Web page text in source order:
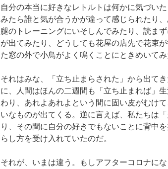
自分の本当に好きなレトルトは何かに気づい
みたら誰と気が合うかが違って感じられたり
腿のトレーニングにいそしんでみたり、読ま
が出てみたり、どうしても花屋の店先で花束
た窓の外で小鳥がよく鳴くことにときめいてみ
それはみな、「立ち止まらされた」から出て
に、人間はほんの二週間も「立ち止まれば」
わり、あれよあれよという間に固い皮がむけ
いなものが出てくる。逆に言えば、私たちは
り、その間に自分の好きでもないことに背中
らし方を受け入れていたのだ。
それが、いまは違う。もしアフターコロナに